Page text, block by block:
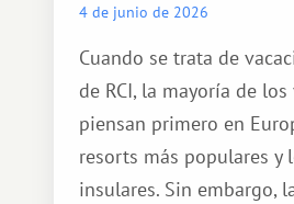
4 de junio de 2026
Cuando se trata de
de RCI, la mayoría de
piensan primero en
resorts más populares y
insulares. Sin embargo,